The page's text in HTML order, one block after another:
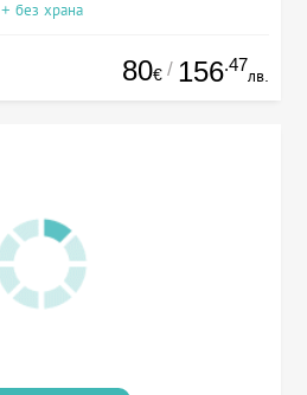
+ без храна
80€ / 156.47
лв.